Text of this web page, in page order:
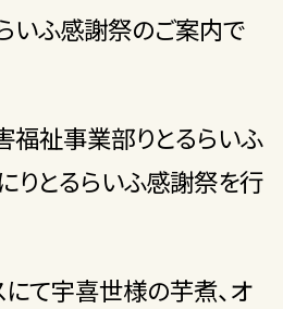
いふ感謝祭のご案内で
福祉事業部りとるらいふ
りとるらいふ感謝祭を行
て宇喜世様の芋煮、オ